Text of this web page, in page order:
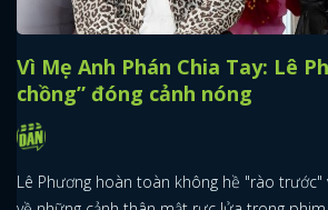
Vì Mẹ Anh Phán Chia Tay: Lê
chồng” đóng cảnh nóng
Lê Phương hoàn toàn không hề "rào trước"